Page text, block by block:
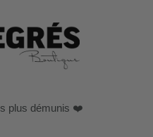
plus démunis ❤️